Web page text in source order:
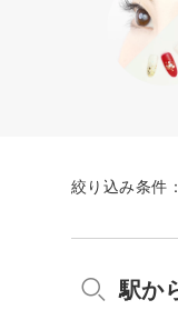
絞り込み条件：
駅か